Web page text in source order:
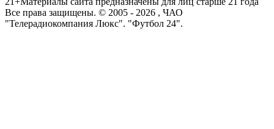
Все права защищены. © 2005 - 2026 , ЧАО
"Телерадиокомпания Люкс". "Футбол 24".